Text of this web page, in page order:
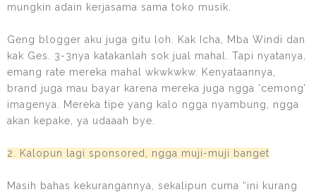
mungkin adain kerjasama sama toko musik.
Geng blogger aku juga gitu loh. Kak Icha, Mba Windi dan
kak Ges. 3-3nya katakanlah sok jual mahal. Tapi nyatanya,
emang rate mereka mahal wkwkwkw. Kenyataannya,
brand juga mau bayar karena mereka juga ngga ‘cemong’
imagenya. Mereka tipe yang kalo ngga nyambung, ngga
akan kepake, ya udaaah bye.
2. Kalopun lagi sponsored, ngga muji-muji banget
Masih bahas kekurangannya, sekalipun cuma “ini kurang